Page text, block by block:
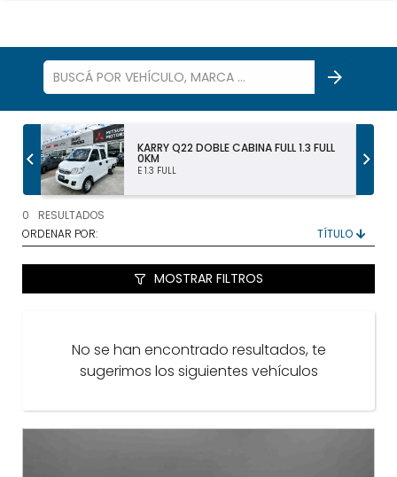
TODOS LOS VEHÍCULOS
PICKUP Y DOBLE CABINA
VENDÉ
+598 91 372 694
KARRY Q22 DOBLE CABINA FULL 1.3 FULL
0KM
E 1.3 FULL
0
RESULTADOS
ORDENAR POR:
MOSTRAR FILTROS
No se han encontrado resultados, te
sugerimos los siguientes vehículos